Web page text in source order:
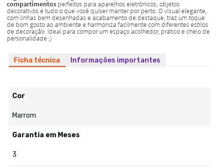
Ficha técnica Informações importantes
Cor
Marrom
Garantia em Meses
3